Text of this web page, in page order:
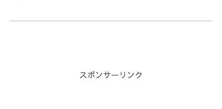
スポンサーリンク